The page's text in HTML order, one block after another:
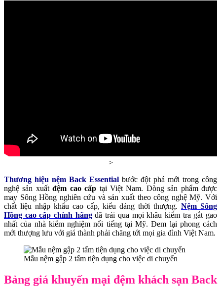
>
Thương hiệu nệm Back Essential bước đột phá mới trong công
nghệ sản xuấtđệm cao cấp tại Việt Nam. Dòng sản phẩm được
may Sông Hồng nghiên cứu và sản xuất theo công nghệ Mỹ. Với
chất liệu nhập khẩu cao cấp, kiểu dáng thời thượng.Nệm Sông
Hồng cao cấp chính hãngđã trải qua mọi khâu kiểm tra gắt gao
nhất của nhà kiểm nghiệm nổi tiếng tại Mỹ. Đem lại phong cách
mới thượng lưu với giá thành phải chăng tới mọi gia đình Việt Nam.
Mẫu nệm gập 2 tấm tiện dụng cho việc di chuyển
Bảng giá khuyến mại đệm khách sạn Back